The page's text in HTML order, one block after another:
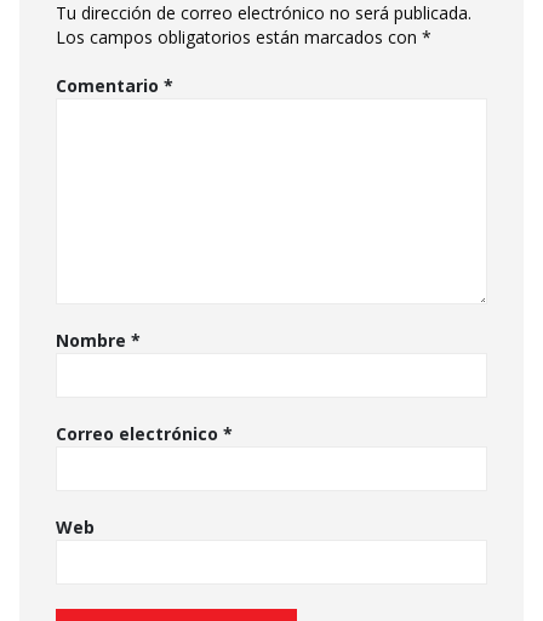
Tu dirección de correo electrónico no será publicada.
Los campos obligatorios están marcados con *
Comentario *
Nombre *
Correo electrónico *
Web